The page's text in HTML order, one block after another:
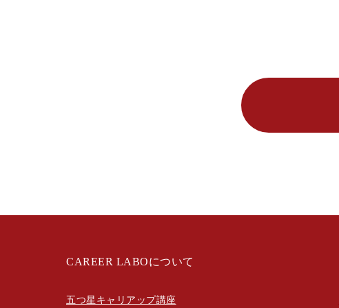
CAREER LABOについて
五つ星キャリアップ講座